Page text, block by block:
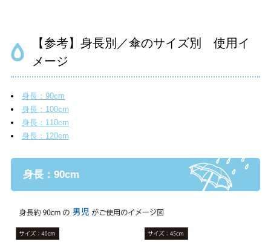
【参考】身長別／傘のサイズ別 使用イ
メージ
身長：90cm
身長：100cm
身長：110cm
身長：120cm
身長：90cm